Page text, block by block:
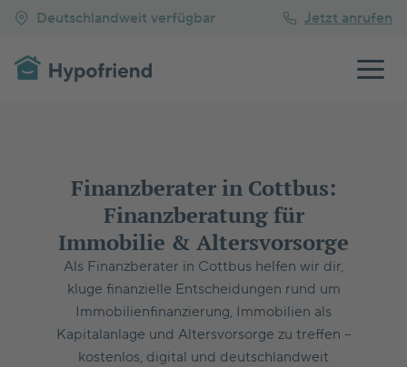
Deutschlandweit verfügbar Jetzt anrufen
Finanzberater in Cottbus:
Finanzberatung für
Immobilie & Altersvorsorge
Als Finanzberater in Cottbus helfen wir dir,
kluge finanzielle Entscheidungen rund um
Immobilienfinanzierung, Immobilien als
Kapitalanlage und Altersvorsorge zu treffen –
kostenlos, digital und deutschlandweit